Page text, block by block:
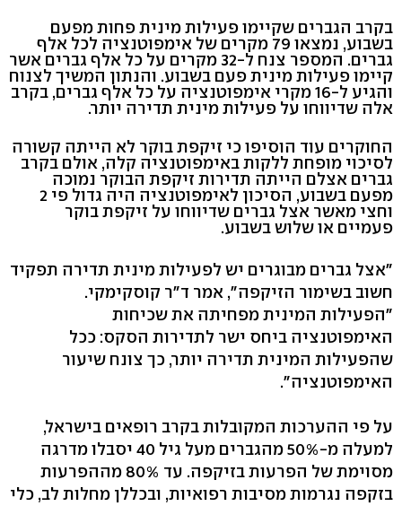
בקרב הגברים שקיימו פעילות מינית פחות מפעם
בשבוע, נמצאו 79 מקרים של אימפוטנציה לכל אלף
גברים. המספר צנח ל-32 מקרים על כל אלף גברים אשר
קיימו פעילות מינית פעם בשבוע. והנתון המשיך לצנוח
והגיע ל-16 מקרי אימפוטנציה על כל אלף גברים, בקרב
אלה שדיווחו על פעילות מינית תדירה יותר.
החוקרים עוד הוסיפו כי זיקפת בוקר לא הייתה קשורה
לסיכוי מופחת ללקות באימפוטנציה קלה, אולם בקרב
גברים אצלם הייתה תדירות זיקפת הבוקר נמוכה
מפעם בשבוע, הסיכון לאימפוטנציה היה גדול פי 2
וחצי מאשר אצל גברים שדיווחו על זיקפת בוקר
פעמיים או שלוש בשבוע.
"אצל גברים מבוגרים יש לפעילות מינית תדירה תפקיד
חשוב בשימור הזיקפה", אמר ד"ר קוסקימקי.
"הפעילות המינית מפחיתה את שכיחות
האימפוטנציה ביחס ישר לתדירות הסקס: ככל
שהפעילות המינית תדירה יותר, כך צונח שיעור
האימפוטנציה".
על פי ההערכות המקובלות בקרב רופאים בישראל,
למעלה מ-50% מהגברים מעל גיל 40 יסבלו מדרגה
מסוימת של הפרעות בזיקפה. עד 80% מההפרעות
בזקפה נגרמות מסיבות רפואיות, ובכללן מחלות לב, כלי